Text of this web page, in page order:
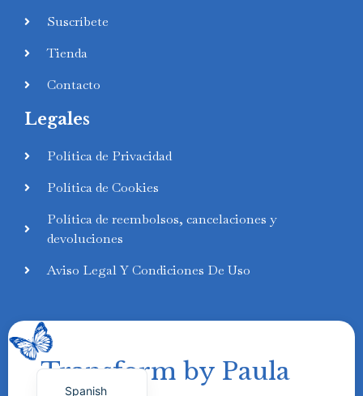
Suscríbete
Tienda
Contacto
Legales
Política de Privacidad
Política de Cookies
Política de reembolsos, cancelaciones y
devoluciones
Aviso Legal Y Condiciones De Uso
Transform by Paula
Spanish
English
Swedish